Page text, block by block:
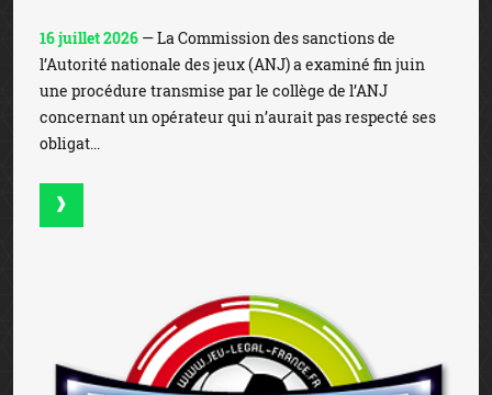
16 juillet 2026 — La Commission des sanctions de
l’Autorité nationale des jeux (ANJ) a examiné fin juin
une procédure transmise par le collège de l’ANJ
concernant un opérateur qui n’aurait pas respecté ses
obligat...